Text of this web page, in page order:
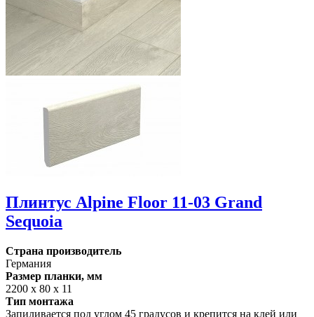
Плинтус Alpine Floor 11-03 Grand
Sequoia
Страна производитель
Германия
Размер планки, мм
2200 х 80 х 11
Тип монтажа
Запиливается под углом 45 градусов и крепится на клей или